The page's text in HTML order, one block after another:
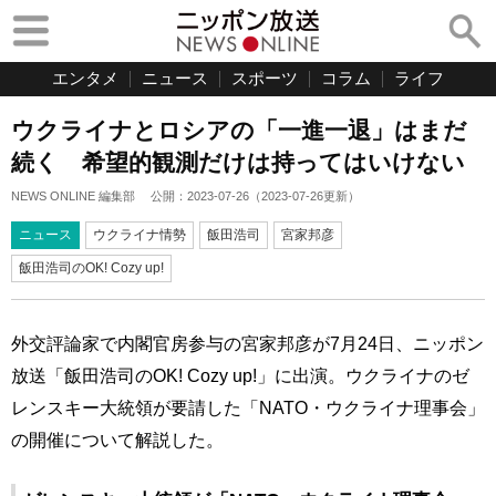
エンタメ ニュース スポーツ コラム ライフ
ウクライナとロシアの「一進一退」はまだ
続く 希望的観測だけは持ってはいけない
NEWS ONLINE 編集部 公開： 2023-07-26 （2023-07-26更新）
ニュース ウクライナ情勢 飯田浩司 宮家邦彦
飯田浩司のOK! Cozy up!
外交評論家で内閣官房参与の宮家邦彦が7月24日、ニッポン
放送「飯田浩司のOK! Cozy up!」に出演。ウクライナのゼ
レンスキー大統領が要請した「NATO・ウクライナ理事会」
の開催について解説した。